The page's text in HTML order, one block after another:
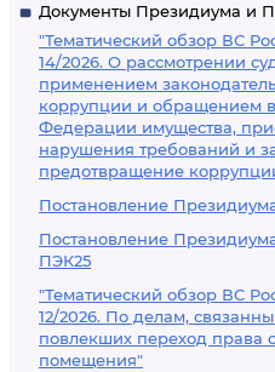
Документы Президиума и
"Тематический обзор ВС
14/2026. О рассмотрении
применением
коррупции и обращением
Федерации имущества,
нарушения требований и
предотвращение
Постановление
Постановление
ПЭК25
"Тематический обзор ВС
12/2026. По делам,
повлекших переход права
помещения"